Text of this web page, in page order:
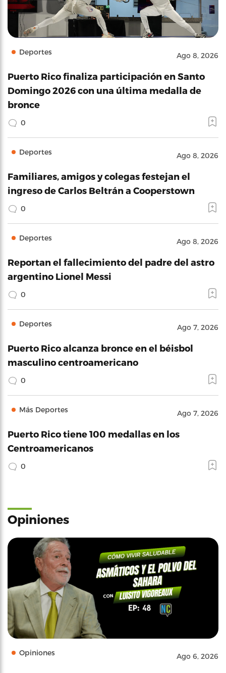
Deportes Ago 8, 2026
Puerto Rico finaliza participación en Santo
Domingo 2026 con una última medalla de
bronce
0
Deportes Ago 8, 2026
Familiares, amigos y colegas festejan el
ingreso de Carlos Beltrán a Cooperstown
0
Deportes Ago 8, 2026
Reportan el fallecimiento del padre del astro
argentino Lionel Messi
0
Deportes Ago 7, 2026
Puerto Rico alcanza bronce en el béisbol
masculino centroamericano
0
Más Deportes Ago 7, 2026
Puerto Rico tiene 100 medallas en los
Centroamericanos
0
Opiniones
Opiniones Ago 6, 2026